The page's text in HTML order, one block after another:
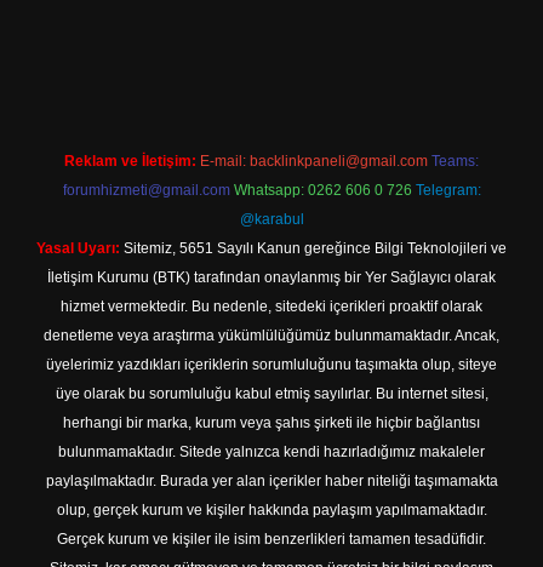
Reklam ve İletişim: E-mail: backlinkpaneli@gmail.com Teams:
forumhizmeti@gmail.com Whatsapp: 0262 606 0 726 Telegram:
@karabul
Yasal Uyarı: Sitemiz, 5651 Sayılı Kanun gereğince Bilgi Teknolojileri ve
İletişim Kurumu (BTK) tarafından onaylanmış bir Yer Sağlayıcı olarak
hizmet vermektedir. Bu nedenle, sitedeki içerikleri proaktif olarak
denetleme veya araştırma yükümlülüğümüz bulunmamaktadır. Ancak,
üyelerimiz yazdıkları içeriklerin sorumluluğunu taşımakta olup, siteye
üye olarak bu sorumluluğu kabul etmiş sayılırlar. Bu internet sitesi,
herhangi bir marka, kurum veya şahıs şirketi ile hiçbir bağlantısı
bulunmamaktadır. Sitede yalnızca kendi hazırladığımız makaleler
paylaşılmaktadır. Burada yer alan içerikler haber niteliği taşımamakta
olup, gerçek kurum ve kişiler hakkında paylaşım yapılmamaktadır.
Gerçek kurum ve kişiler ile isim benzerlikleri tamamen tesadüfidir.